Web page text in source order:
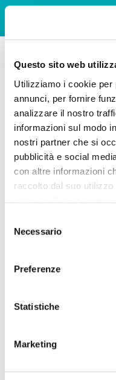
Questo sito web
Utilizziamo i cookie per
annunci, per fornire
analizzare il nostro
informazioni sul modo
nostri partner che si
pubblicità e social
con altre informazioni
raccolto dal suo
delNecessario
Preferenze
Statistiche
Marketing